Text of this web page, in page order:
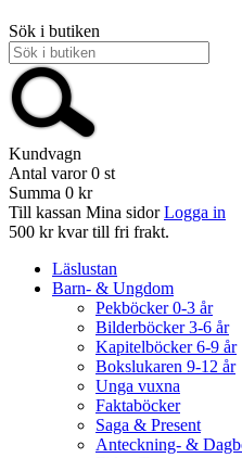
Sök i butiken
Kundvagn
Antal varor 0 st
Summa 0 kr
Till kassan Mina sidor Logga in
500 kr kvar till fri frakt.
Läslustan
Barn- & Ungdom
Pekböcker 0-3 år
Bilderböcker 3-6 år
Kapitelböcker 6-9 år
Bokslukaren 9-12 år
Unga vuxna
Faktaböcker
Saga & Present
Anteckning- &